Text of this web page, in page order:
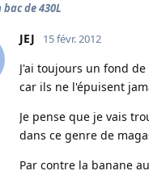
bac de 430L
JEJ 15 févr. 2012
J'ai toujours un fond
car ils ne l'épuisent
Je pense que je vais
dans ce genre de
Par contre la banane